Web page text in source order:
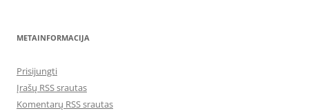
METAINFORMACIJA
Prisijungti
Įrašų RSS srautas
Komentarų RSS srautas